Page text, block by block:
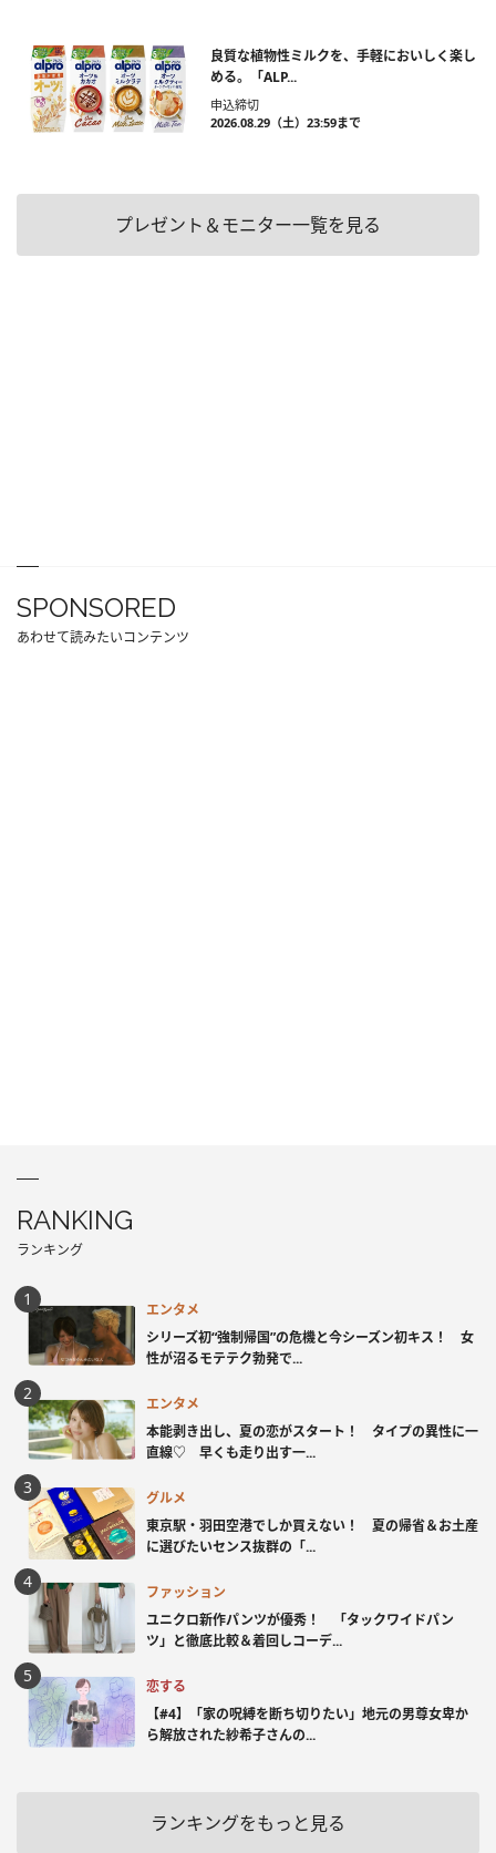
良質な植物性ミルクを、手軽においしく楽し
める。「ALP...
申込締切
2026.08.29（土）23:59まで
プレゼント＆モニター一覧を見る
SPONSORED
あわせて読みたいコンテンツ
RANKING
ランキング
エンタメ
シリーズ初“強制帰国”の危機と今シーズン初キス！ 女
性が沼るモテテク勃発で...
エンタメ
本能剥き出し、夏の恋がスタート！ タイプの異性に一
直線♡ 早くも走り出す一...
グルメ
東京駅・羽田空港でしか買えない！ 夏の帰省＆お土産
に選びたいセンス抜群の「...
ファッション
ユニクロ新作パンツが優秀！ 「タックワイドパン
ツ」と徹底比較＆着回しコーデ...
恋する
【#4】「家の呪縛を断ち切りたい」地元の男尊女卑か
ら解放された紗希子さんの...
ランキングをもっと見る